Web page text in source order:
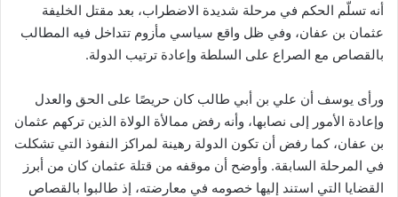
أنه تسلّم الحكم في مرحلة شديدة الاضطراب، بعد مقتل الخليفة
عثمان بن عفان، وفي ظل واقع سياسي مأزوم تتداخل فيه المطالب
بالقصاص مع الصراع على السلطة وإعادة ترتيب الدولة.
ورأى يوسف أن علي بن أبي طالب كان حريصًا على الحق والعدل
وإعادة الأمور إلى نصابها، وأنه رفض ممالأة الولاة الذين تركهم عثمان
بن عفان، كما رفض أن تكون الدولة رهينة لمراكز النفوذ التي تشكلت
في المرحلة السابقة. وأوضح أن موقفه من قتلة عثمان كان من أبرز
القضايا التي استند إليها خصومه في معارضته، إذ طالبوا بالقصاص